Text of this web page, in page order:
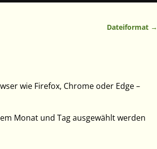
Dateiformat →
wie Firefox, Chrome oder Edge –
Monat und Tag ausgewählt werden